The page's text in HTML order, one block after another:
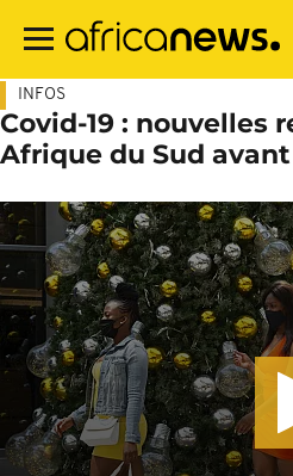
contenu
INFOS
Covid-19 : nouvelles
Afrique du Sud